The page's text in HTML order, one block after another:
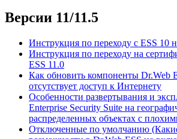
Версии 11/11.5
Инструкция по переходу с ESS 10
Инструкция по переходу на
ESS 11.0
Как обновить компоненты Dr.Web
отсутствует доступ к Интернету
Особенности развертывания и
Enterprise Security Suite на
распределенных объектах с
Отключенные по умолчанию